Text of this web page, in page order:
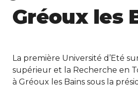
Gréoux les
La première Université d’Eté
supérieur et la Recherche en
à Gréoux les Bains sous la